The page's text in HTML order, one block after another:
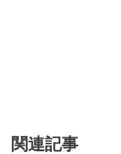
関連記事